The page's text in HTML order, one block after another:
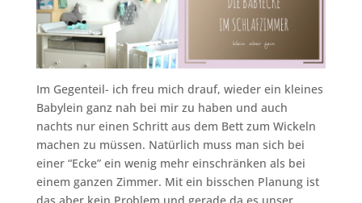
Im Gegenteil- ich freu mich drauf, wieder ein kleines
Babylein ganz nah bei mir zu haben und auch
nachts nur einen Schritt aus dem Bett zum Wickeln
machen zu müssen. Natürlich muss man sich bei
einer “Ecke” ein wenig mehr einschränken als bei
einem ganzen Zimmer. Mit ein bisschen Planung ist